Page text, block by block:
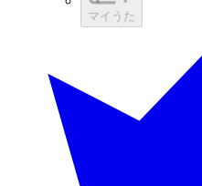
マイうた